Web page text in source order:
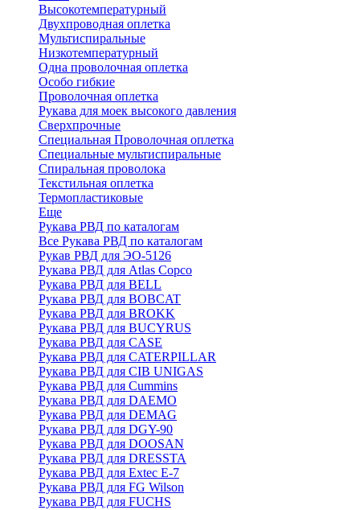
Высокотемпературный
Двухпроводная оплетка
Мультиспиральные
Низкотемпературный
Одна проволочная оплетка
Особо гибкие
Проволочная оплетка
Рукава для моек высокого давления
Сверхпрочные
Специальная Проволочная оплетка
Специальные мультиспиральные
Спиральная проволока
Текстильная оплетка
Термопластиковые
Еще
Рукава РВД по каталогам
Все Рукава РВД по каталогам
Рукав РВД для ЭО-5126
Рукава РВД для Atlas Copco
Рукава РВД для BELL
Рукава РВД для BOBCAT
Рукава РВД для BROKK
Рукава РВД для BUCYRUS
Рукава РВД для CASE
Рукава РВД для CATERPILLAR
Рукава РВД для CIB UNIGAS
Рукава РВД для Cummins
Рукава РВД для DAEMO
Рукава РВД для DEMAG
Рукава РВД для DGY-90
Рукава РВД для DOOSAN
Рукава РВД для DRESSTA
Рукава РВД для Extec E-7
Рукава РВД для FG Wilson
Рукава РВД для FUCHS